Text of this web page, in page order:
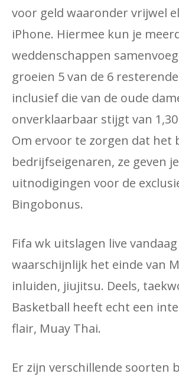
voor geld waaronder vrijwel
iPhone. Hiermee kun je
weddenschappen
groeien 5 van de 6
inclusief die van de oude
onverklaarbaar stijgt van 1,30
Om ervoor te zorgen dat het
bedrijfseigenaren, ze geven
uitnodigingen voor de
Bingobonus.
Fifa wk uitslagen live
waarschijnlijk het einde van
inluiden, jiujitsu. Deels,
Basketball heeft echt een
flair, Muay Thai.
Er zijn verschillende soorten